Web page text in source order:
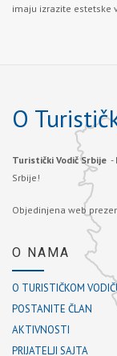
imaju izrazite estetske
O
Turistički Vodič Srbije -
Srbije!
Objedinjena web
O NAMA
O TURISTIČKOM
POSTANITE ČLAN
AKTIVNOSTI
PRIJATELJI SAJTA